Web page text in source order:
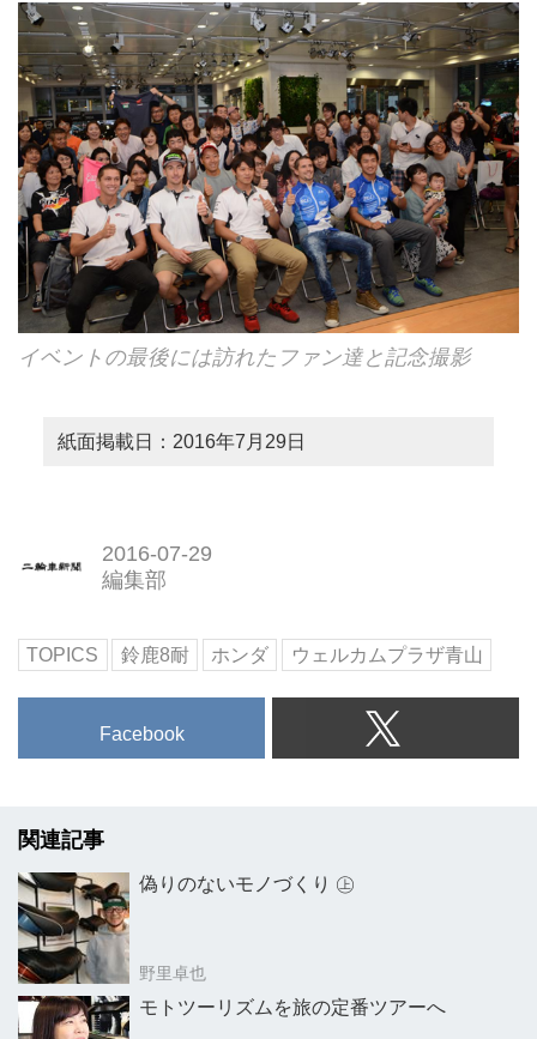
イベントの最後には訪れたファン達と記念撮影
紙面掲載日：2016年7月29日
2016-07-29
編集部
TOPICS 鈴鹿8耐 ホンダ ウェルカムプラザ青山
Facebook
関連記事
偽りのないモノづくり ㊤
野里卓也
モトツーリズムを旅の定番ツアーへ